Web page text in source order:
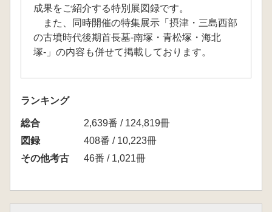
成果をご紹介する特別展図録です。
また、同時開催の特集展示「摂津・三島西部
の古墳時代後期首長墓-南塚・青松塚・海北
塚-」の内容も併せて掲載しております。
ランキング
総合
2,639番 / 124,819冊
図録
408番 / 10,223冊
その他考古
46番 / 1,021冊